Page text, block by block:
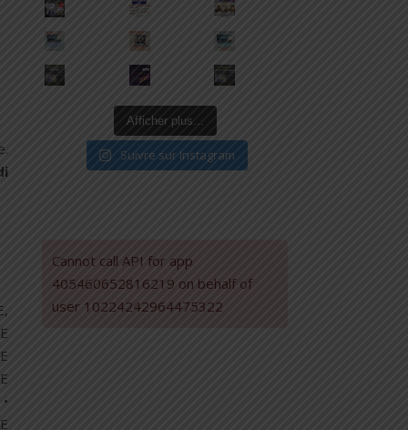
Cours et Stages – Vacances d’avril 2026 Révisions Brevet 2026 – Stage Vacances d’Avril
STAGES SPÉCIALITÉS SCIENTIFIQUES – VACANCES D’AV
1ÈRE – OBJECTIF ÉPREUVE ANTICIPÉE DE MATHS 2026
ALERTE BREVET 3ᵉ – MATHS
Afficher plus...
Suivre sur Instagram
Cannot call API for app
405460652816219 on behalf of
user 10224242964475322